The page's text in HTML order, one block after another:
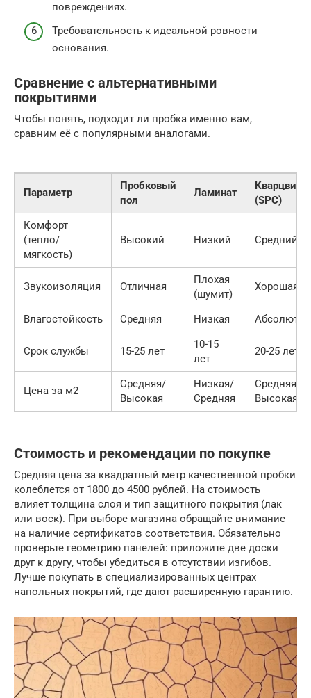
повреждениях.
Требовательность к идеальной ровности
основания.
Сравнение с альтернативными
покрытиями
Чтобы понять, подходит ли пробка именно вам,
сравним её с популярными аналогами.
Параметр
Пробковый
пол
Ламинат
(SPC)
Комфорт
(тепло/
мягкость)
Высокий Низкий Средний
Звукоизоляция Отличная
Плохая
(шумит)
Хорошая
Влагостойкость Средняя Низкая
Срок службы 15-25 лет
10-15
лет
20-25 лет
Цена за м2
Средняя/
Высокая
Низкая/
Средняя
Средняя/
Высокая
Стоимость и рекомендации по покупке
Средняя цена за квадратный метр качественной пробки
колеблется от 1800 до 4500 рублей. На стоимость
влияет толщина слоя и тип защитного покрытия (лак
или воск). При выборе магазина обращайте внимание
на наличие сертификатов соответствия. Обязательно
проверьте геометрию панелей: приложите две доски
друг к другу, чтобы убедиться в отсутствии изгибов.
Лучше покупать в специализированных центрах
напольных покрытий, где дают расширенную гарантию.